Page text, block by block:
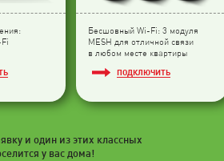
Бесшовный Wi-Fi: 3 модуля
МESH для отличной связи
в любом месте квартиры
ПОДКЛЮЧИТЬ
и один из этих классных
у вас дома!